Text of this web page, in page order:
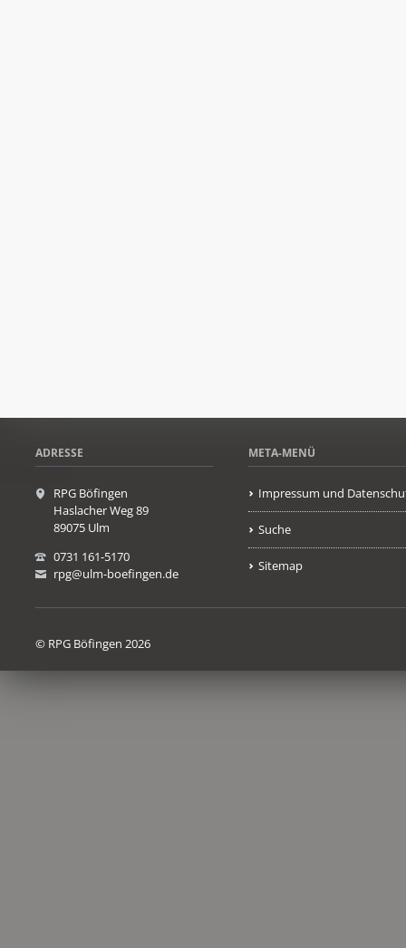
ADRESSE
RPG Böfingen
Haslacher Weg 89
89075 Ulm
0731 161-5170
rpg@ulm-boefingen.de
META-MENÜ
Impressum und
Suche
Sitemap
© RPG Böfingen 2026